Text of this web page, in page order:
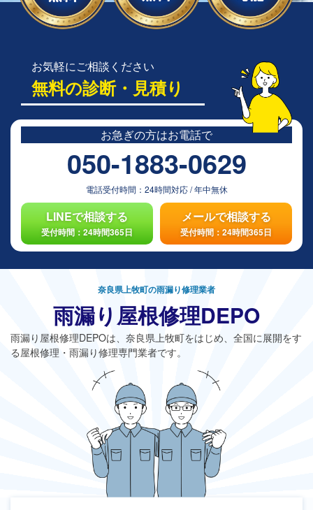
お気軽にご相談ください
無料の診断・見積り
お急ぎの方はお電話で
050-1883-0629
電話受付時間： 24時間対応/年中無休
LINEで相談する
受付時間：24時間365日
メールで相談する
受付時間：24時間365日
奈良県上牧町の雨漏り修理業者
雨漏り屋根修理DEPO
雨漏り屋根修理DEPOは、奈良県上牧町をはじめ、全国に展開をす
る屋根修理・雨漏り修理専門業者です。